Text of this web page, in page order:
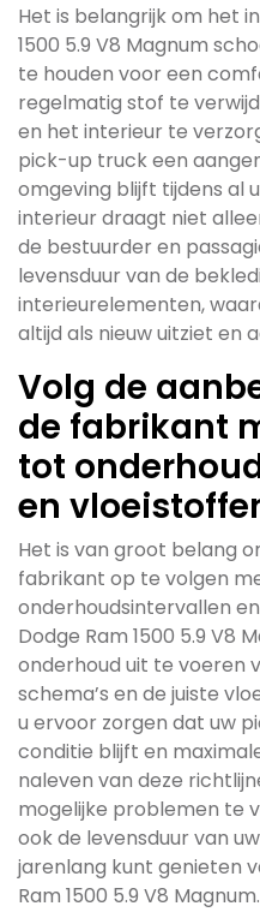
Het is belangrijk om het
1500 5.9 V8 Magnum
te houden voor een
regelmatig stof te
en het interieur te
pick-up truck een
omgeving blijft tijdens al
interieur draagt niet
de bestuurder en
levensduur van de
interieurelementen,
altijd als nieuw uitziet en
Volg de
de fabrikant
tot
en
Het is van groot belang
fabrikant op te volgen
onderhoudsintervallen
Dodge Ram 1500 5.9 V8
onderhoud uit te voeren
schema’s en de juiste
u ervoor zorgen dat uw
conditie blijft en
naleven van deze
mogelijke problemen te
ook de levensduur van
jarenlang kunt genieten
Ram 1500 5.9 V8 Magnum.